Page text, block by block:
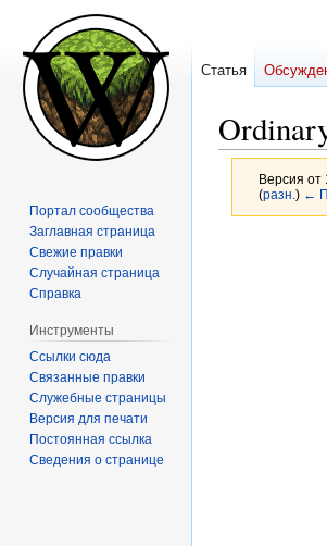
Версия от
(разн. ) ←
Статья
Портал сообщества
Заглавная страница
Свежие правки
Случайная страница
Справка
Инструменты
Ссылки сюда
Связанные правки
Служебные страницы
Версия для печати
Постоянная ссылка
Сведения о странице